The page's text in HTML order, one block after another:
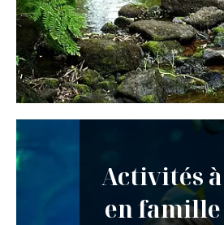
Activités
en